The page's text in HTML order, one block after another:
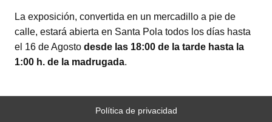
La exposición, convertida en un mercadillo a pie de
calle, estará abierta en Santa Pola todos los días hasta
el 16 de Agosto desde las 18:00 de la tarde hasta la
1:00 h. de la madrugada.
Política de privacidad